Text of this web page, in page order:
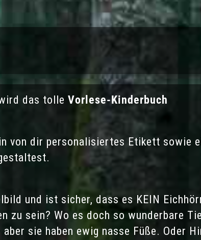
das tolle Vorlese-Kinderbuch
von dir personalisiertes Etikett sowie
und ist sicher, dass es KEIN
zu sein? Wo es doch so wunderbare
sie haben ewig nasse Füße. Oder